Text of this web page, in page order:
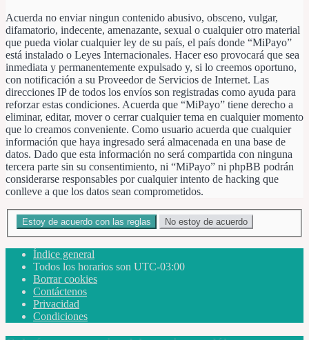
Acuerda no enviar ningun contenido abusivo, obsceno, vulgar,
difamatorio, indecente, amenazante, sexual o cualquier otro material
que pueda violar cualquier ley de su país, el país donde “MiPayo”
está instalado o Leyes Internacionales. Hacer eso provocará que sea
inmediata y permanentemente expulsado y, si lo creemos oportuno,
con notificación a su Proveedor de Servicios de Internet. Las
direcciones IP de todos los envíos son registradas como ayuda para
reforzar estas condiciones. Acuerda que “MiPayo” tiene derecho a
eliminar, editar, mover o cerrar cualquier tema en cualquier momento
que lo creamos conveniente. Como usuario acuerda que cualquier
información que haya ingresado será almacenada en una base de
datos. Dado que esta información no será compartida con ninguna
tercera parte sin su consentimiento, ni “MiPayo” ni phpBB podrán
considerarse responsables por cualquier intento de hacking que
conlleve a que los datos sean comprometidos.
Índice general
Todos los horarios son UTC-03:00
Borrar cookies
Contáctenos
Privacidad
Condiciones